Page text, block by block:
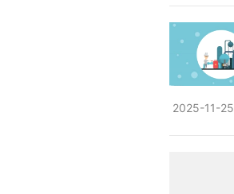
2025-11-25